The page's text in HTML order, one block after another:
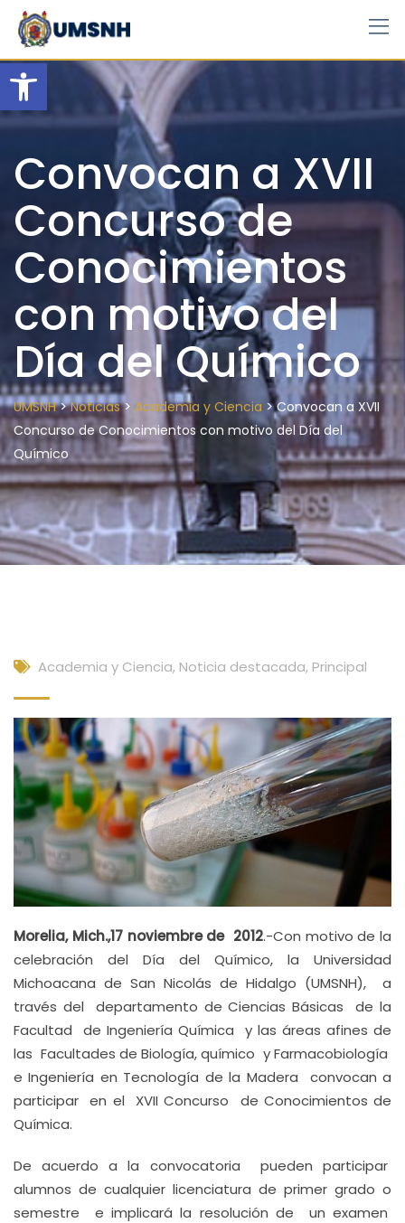
Open toolbar
Skip
content
Convocan a XVII
Concurso de
Conocimientos
con motivo del
Día del Químico
UMSNH>Noticias> Academia y Ciencia >Convocan a XVII
Concurso de Conocimientos con motivo del Día del
Químico
Academia y Ciencia, Noticia destacada, Principal
Morelia, Mich.,17 noviembre de 2012.-Con motivo de la
celebración del Día del Químico, la Universidad
Michoacana de San Nicolás de Hidalgo (UMSNH), a
través del departamento de Ciencias Básicas de la
Facultad de Ingeniería Química y las áreas afines de
las Facultades de Biología, químico y Farmacobiología
e Ingeniería en Tecnología de la Madera
convocan a
participar en el XVII Concurso de Conocimientos de
Química.
De acuerdo a la convocatoria pueden participar
alumnos de cualquier licenciatura de primer grado o
semestre e implicará la resolución de un examen